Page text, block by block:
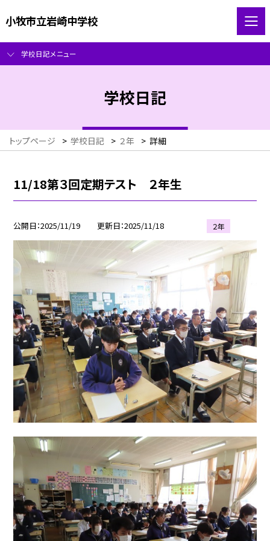
小牧市立岩崎中学校
学校日記メニュー
学校日記
トップページ > 学校日記 > ２年 > 詳細
11/18第３回定期テスト ２年生
公開日 2025/11/19 更新日 2025/11/18 ２年